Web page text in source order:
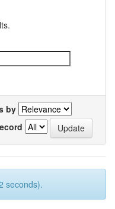
by
seconds).